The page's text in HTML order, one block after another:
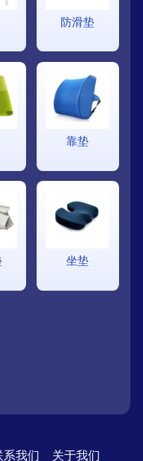
防滑垫
靠垫
坐垫
系我们 关于我们